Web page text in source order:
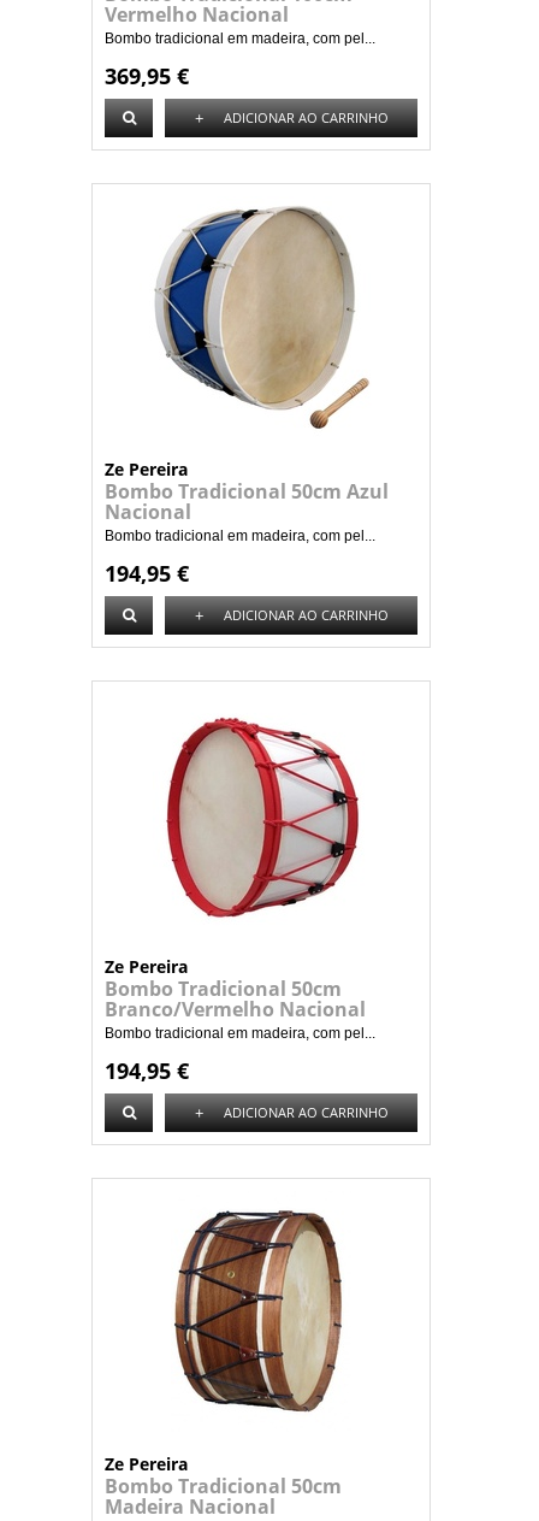
Vermelho Nacional
Bombo tradicional em madeira, com pel...
369,95 €
+ ADICIONAR AO CARRINHO
Ze Pereira
Bombo Tradicional 50cm Azul
Nacional
Bombo tradicional em madeira, com pel...
194,95 €
+ ADICIONAR AO CARRINHO
Ze Pereira
Bombo Tradicional 50cm
Branco/Vermelho Nacional
Bombo tradicional em madeira, com pel...
194,95 €
+ ADICIONAR AO CARRINHO
Ze Pereira
Bombo Tradicional 50cm
Madeira Nacional